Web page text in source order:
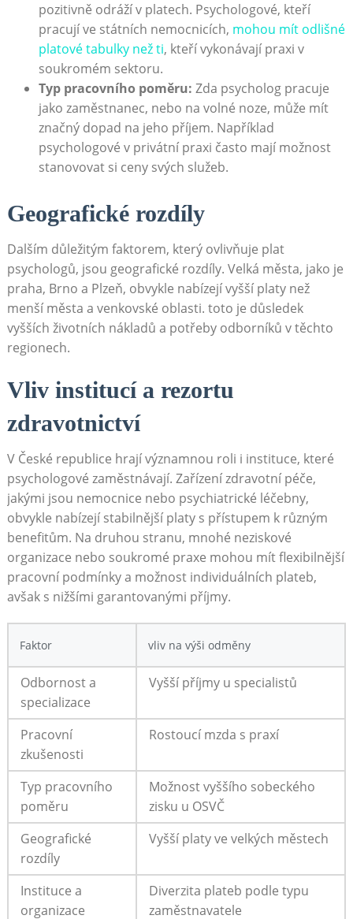
pozitivně odráží v platech. Psychologové, kteří
pracují ve státních nemocnicích, mohou mít odlišné
platové tabulky než ti, kteří vykonávají praxi v
soukromém sektoru.
Typ pracovního poměru: Zda psycholog pracuje
jako zaměstnanec, nebo na volné noze, může mít
značný dopad na jeho příjem. Například
psychologové v privátní praxi často mají možnost
stanovovat si ceny svých služeb.
Geografické rozdíly
Dalším důležitým faktorem, který ovlivňuje plat
psychologů, jsou geografické rozdíly. Velká města, jako je
praha, Brno a Plzeň, obvykle nabízejí vyšší platy než
menší města a venkovské oblasti. toto je důsledek
vyšších životních nákladů a potřeby odborníků v těchto
regionech.
Vliv institucí a rezortu
zdravotnictví
V České republice hrají významnou roli i instituce, které
psychologové zaměstnávají. Zařízení zdravotní péče,
jakými jsou nemocnice nebo psychiatrické léčebny,
obvykle nabízejí stabilnější platy s přístupem k různým
benefitům. Na druhou stranu, mnohé neziskové
organizace nebo soukromé praxe mohou mít flexibilnější
pracovní podmínky a možnost individuálních plateb,
avšak s nižšími garantovanými příjmy.
Faktor vliv na výši odměny
Odbornost a
specializace
Vyšší příjmy u specialistů
Pracovní
zkušenosti
Rostoucí mzda s praxí
Typ pracovního
poměru
Možnost vyššího sobeckého
zisku u OSVČ
Geografické
rozdíly
Vyšší platy ve velkých městech
Instituce a
organizace
Diverzita plateb podle typu
zaměstnavatele